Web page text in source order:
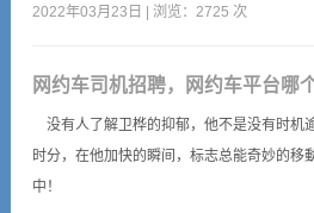
2022年03月23日 | 浏览：2725 次
网约车司机招聘，网约车平台哪
没有人了解卫桦的抑郁，他不是没有时机
时分，在他加快的瞬间，标志总能奇妙的移
中！